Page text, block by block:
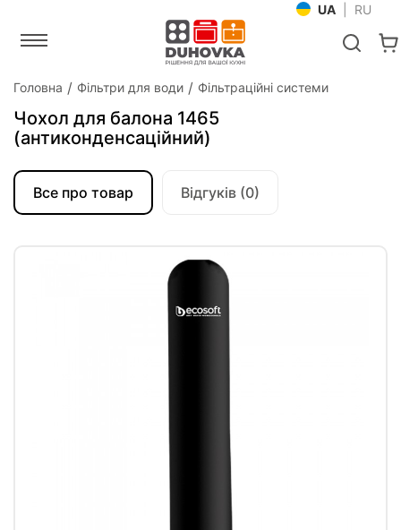
UA RU
Головна Фільтри для води Фільтраційні системи
Чохол для балона 1465
(антиконденсаційний)
Все про товар Відгуків (0)